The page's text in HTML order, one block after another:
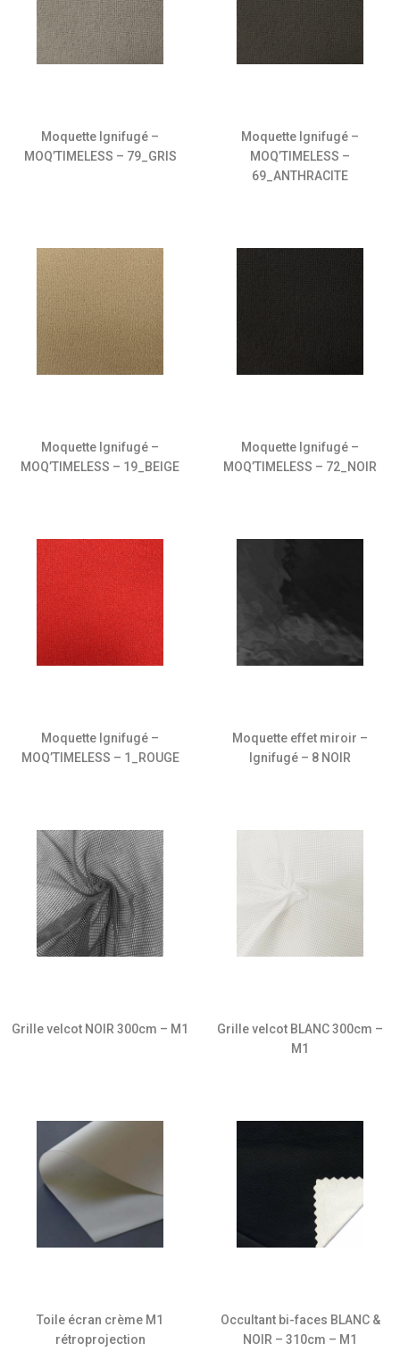
Moquette Ignifugé –
MOQ’TIMELESS – 79_GRIS
Moquette Ignifugé –
MOQ’TIMELESS –
69_ANTHRACITE
Moquette Ignifugé –
MOQ’TIMELESS – 19_BEIGE
Moquette Ignifugé –
MOQ’TIMELESS – 72_NOIR
Moquette Ignifugé –
MOQ’TIMELESS – 1_ROUGE
Moquette effet miroir –
Ignifugé – 8 NOIR
Grille velcot NOIR 300cm – M1
Grille velcot BLANC 300cm –
M1
Toile écran crème M1
rétroprojection
Occultant bi-faces BLANC &
NOIR – 310cm – M1